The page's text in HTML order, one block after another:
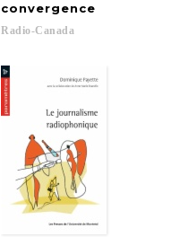
convergence
Radio-Canada